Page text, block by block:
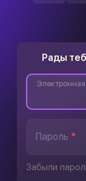
Рады
Электронная
Пароль *
Забыли